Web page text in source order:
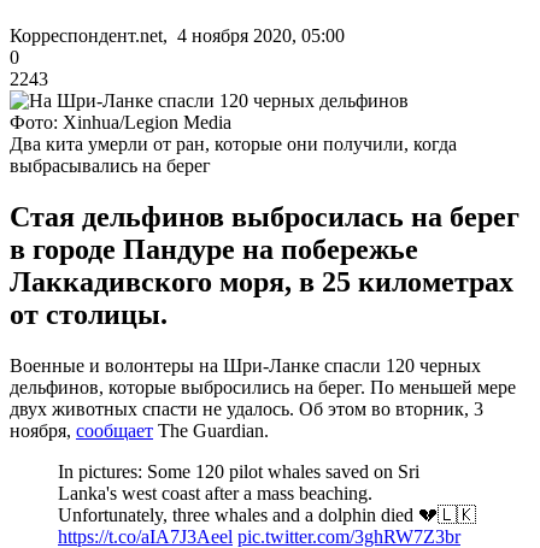
Корреспондент.net, 4 ноября 2020, 05:00
0
2243
Фото: Xinhua/Legion Media
Два кита умерли от ран, которые они получили, когда
выбрасывались на берег
Стая дельфинов выбросилась на берег
в городе Пандуре на побережье
Лаккадивского моря, в 25 километрах
от столицы.
Военные и волонтеры на Шри-Ланке спасли 120 черных
дельфинов, которые выбросились на берег. По меньшей мере
двух животных спасти не удалось. Об этом во вторник, 3
ноября, сообщает The Guardian.
In pictures: Some 120 pilot whales saved on Sri
Lanka's west coast after a mass beaching.
Unfortunately, three whales and a dolphin died 💔🇱🇰
https://t.co/aIA7J3Aeel pic.twitter.com/3ghRW7Z3br